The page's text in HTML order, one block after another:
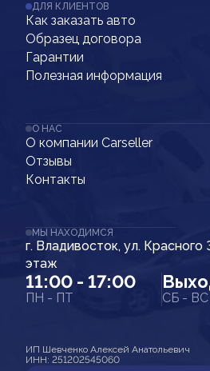
ДЛЯ КЛИЕНТОВ
Как заказать авто
Образец договора
Гарантии
Полезная информация
О НАС
О компании Carseller
Отзывы
Контакты
МЫ НАХОДИМСЯ
г. Владивосток, ул. Красного
этаж
11:00 - 17:00
ПН - ПТ СБ - ВС
ИП Шевченко Алексей Анатольевич
ИНН: 251202545060